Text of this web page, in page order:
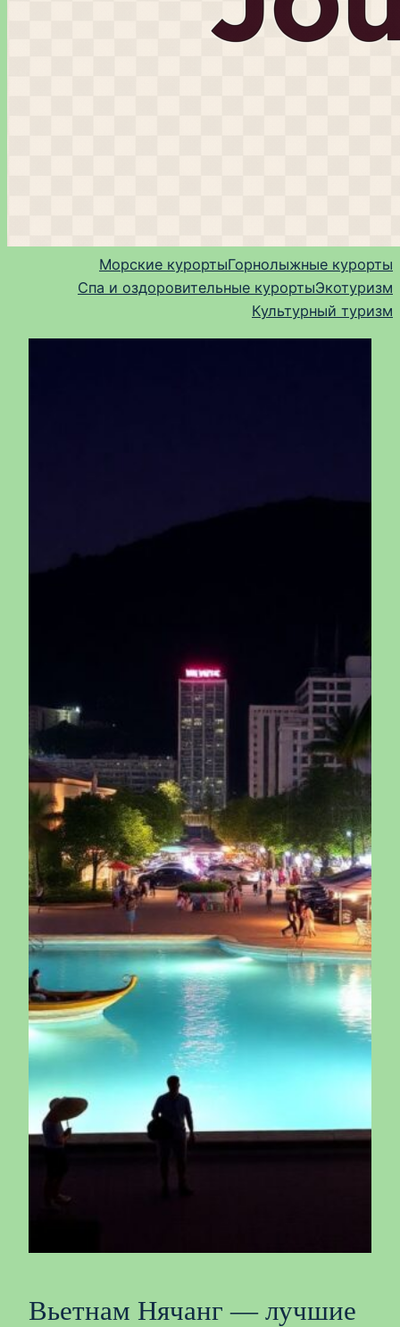
Морские курортыГорнолыжные курорты
Спа и оздоровительные курортыЭкотуризм
Культурный туризм
Вьетнам Нячанг — лучшие